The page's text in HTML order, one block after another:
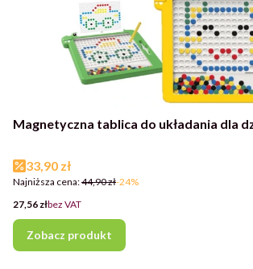
Magnetyczna tablica do układania dla
Cena promocyjna
33,90 zł
Najniższa cena:44,90 zł-24%
Cena
27,56 złbez VAT
Zobacz produkt